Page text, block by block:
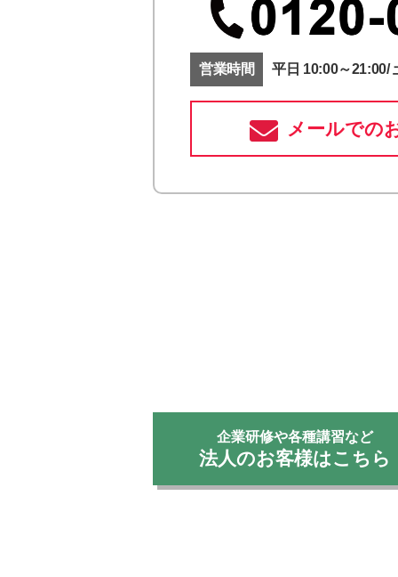
営業時間 平日 10:00～21:00/
メールでの
企業研修や各種講習など
法人のお客様はこちら